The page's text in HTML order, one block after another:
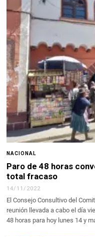
NACIONAL
Paro de 48 horas
total fracaso
14/11/2022
El Consejo Consultivo del
reunión llevada a cabo el día
48 horas para hoy lunes 14 y